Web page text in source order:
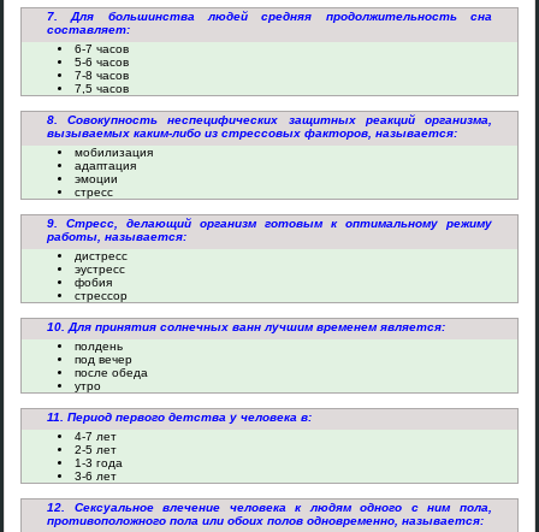
7. Для большинства людей средняя продолжительность сна
составляет:
6-7 часов
5-6 часов
7-8 часов
7,5 часов
8. Совокупность неспецифических защитных реакций организма,
вызываемых каким-либо из стрессовых факторов, называется:
мобилизация
адаптация
эмоции
стресс
9. Стресс, делающий организм готовым к оптимальному режиму
работы, называется:
дистресс
эустресс
фобия
стрессор
10. Для принятия солнечных ванн лучшим временем является:
полдень
под вечер
после обеда
утро
11. Период первого детства у человека в:
4-7 лет
2-5 лет
1-3 года
3-6 лет
12. Сексуальное влечение человека к людям одного с ним пола,
противоположного пола или обоих полов одновременно, называется: